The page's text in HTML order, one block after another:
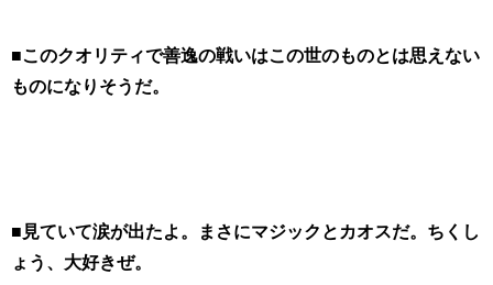
■このクオリティで善逸の戦いはこの世のものとは思えない
ものになりそうだ。
■見ていて涙が出たよ。まさにマジックとカオスだ。ちくし
ょう、大好きぜ。